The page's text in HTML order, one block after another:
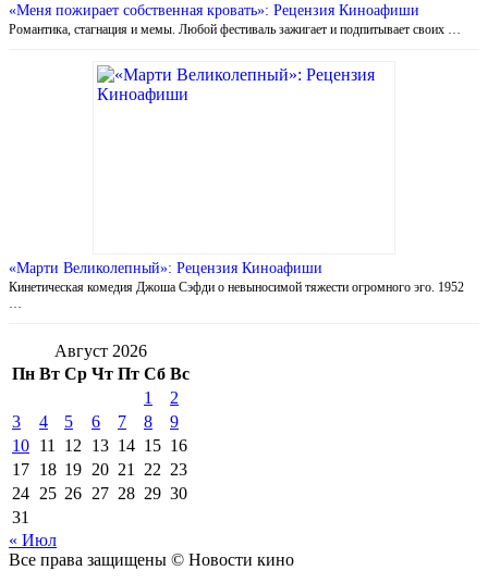
«Меня пожирает собственная кровать»: Рецензия Киноафиши
Романтика, стагнация и мемы. Любой фестиваль зажигает и подпитывает своих …
«Марти Великолепный»: Рецензия Киноафиши
Кинетическая комедия Джоша Сэфди о невыносимой тяжести огромного эго. 1952
…
Август 2026
Пн Вт Ср Чт Пт Сб Вс
1
2
3
4 5 6 7 8
9
10 11 12 13 14 15 16
17 18 19 20 21 22 23
24 25 26 27 28 29 30
31
« Июл
Все права защищены © Новости кино